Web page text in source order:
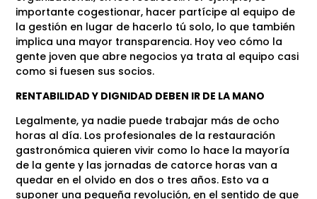
importante cogestionar, hacer partícipe al equipo de
la gestión en lugar de hacerlo tú solo, lo que también
implica una mayor transparencia. Hoy veo cómo la
gente joven que abre negocios ya trata al equipo casi
como si fuesen sus socios.
RENTABILIDAD Y DIGNIDAD DEBEN IR DE LA MANO
Legalmente, ya nadie puede trabajar más de ocho
horas al día. Los profesionales de la restauración
gastronómica quieren vivir como lo hace la mayoría
de la gente y las jornadas de catorce horas van a
quedar en el olvido en dos o tres años. Esto va a
suponer una pequeña revolución, en el sentido de que